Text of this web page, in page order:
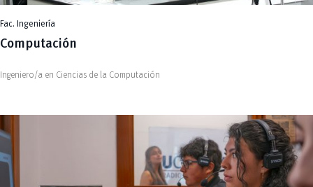
Fac. Ingeniería
Computación
Ingeniero/a en Ciencias de la Computación